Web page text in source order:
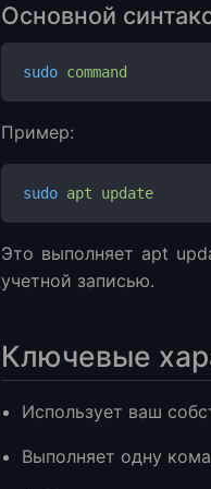
Основной
sudo command
Пример:
sudo apt update
Это выполняет apt
учетной записью.
Ключевые
Использует ваш
Выполняет одну